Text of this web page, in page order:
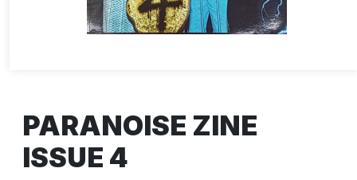
PARANOISE ZINE
ISSUE 4